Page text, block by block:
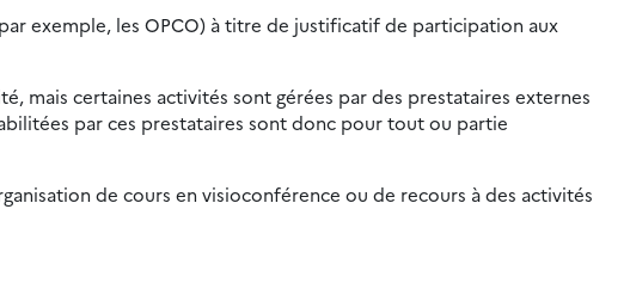
exemple, les OPCO) à titre de justificatif de participation aux
mais certaines activités sont gérées par des prestataires externes
par ces prestataires sont donc pour tout ou partie
de cours en visioconférence ou de recours à des activités